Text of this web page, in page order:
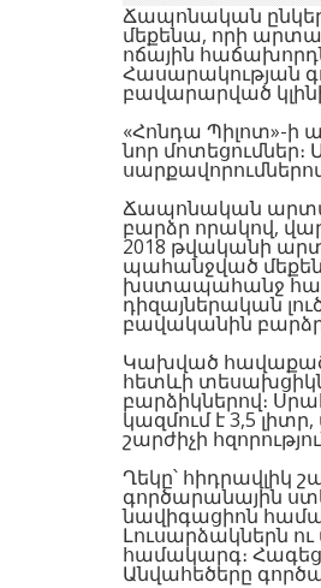
Ճապոնական
մեքենա, որի
ոճային
Հասարակության
բավարարված
«Հոնդա Պիլոտ»-ի
նոր
Ճապոնական
բարձր որակով,
2018 թվականի
պահանջված
խստապահանջ
դիզայներական
բավականին բարձր
Կախված
հետևի
բարձիկներով։
կազմում է 3,5
շարժիչի
Ղեկը՝
գործարանային
նավիգացիոն
Լուսարձակներն
համակարգ։
Անվահեծերը